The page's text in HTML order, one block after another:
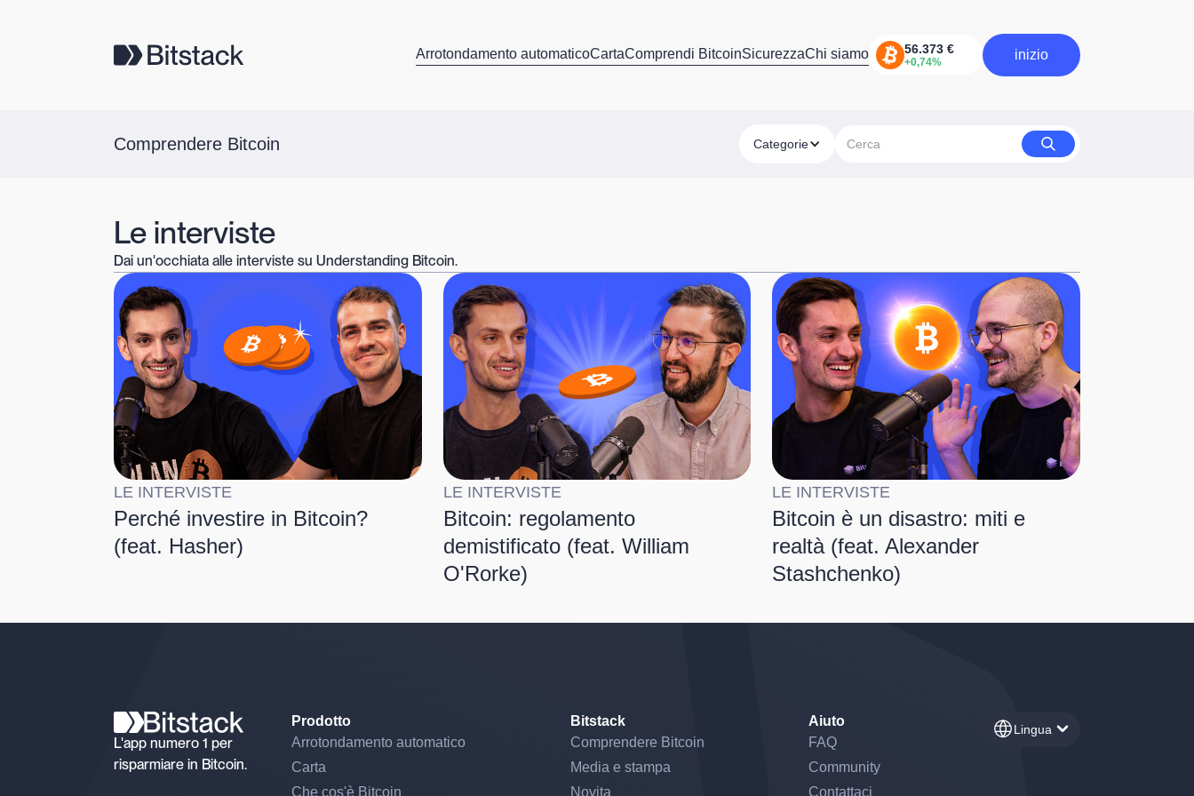
Arrotondamento automaticoCartaComprendi BitcoinSicurezzaChi siamo
inizio
inizia
Comprendere Bitcoin Categorie
Le interviste
Dai un'occhiata alle interviste su Understanding Bitcoin.
LE INTERVISTE
Perché investire in Bitcoin?
(feat. Hasher)
LE INTERVISTE
Bitcoin: regolamento
demistificato (feat. William
O'Rorke)
LE INTERVISTE
Bitcoin è un disastro: miti e
realtà (feat. Alexander
Stashchenko)
L'app numero 1 per
risparmiare in Bitcoin.
Prodotto
Arrotondamento automatico
Carta
Che cos'è Bitcoin
Bitstack
Comprendere Bitcoin
Media e stampa
Novita
Aiuto
FAQ
Community
Contattaci
Lingua